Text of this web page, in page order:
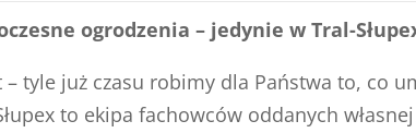
ogrodzenia – jedynie w Tral-
– tyle już czasu robimy dla Państwa to, co
to ekipa fachowców oddanych